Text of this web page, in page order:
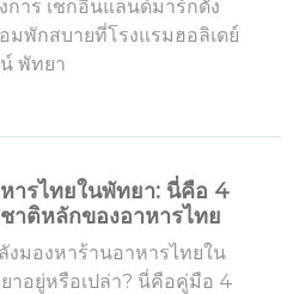
การ เช็กอินแลนด์มาร์กดัง
มพักสบายที่โรงแรมฮอลิเดย์
พัทยา
ารไทยในพัทยา: นี่คือ 4
าติหลักของอาหารไทย
งมองหาร้านอาหารไทยใน
าอยู่หรือเปล่า? นี่คือคู่มือ 4